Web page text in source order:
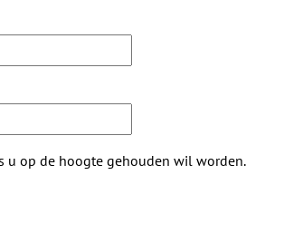
u op de hoogte gehouden wil worden.